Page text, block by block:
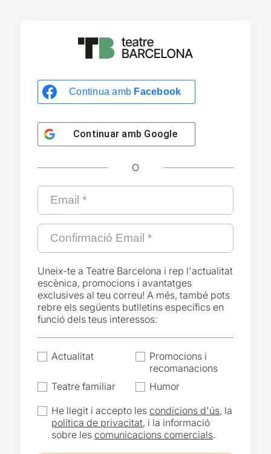
Continua amb Facebook
Continuar amb Google
O
Uneix-te a Teatre Barcelona i rep l'actualitat
escènica, promocions i avantatges
exclusives al teu correu! A més, també pots
rebre els següents butlletins específics en
funció dels teus interessos:
Actualitat
Promocions i
recomanacions
Teatre familiar
Humor
He llegit i accepto lescondicions d'ús, la
política de privacitat, i la informació
sobre lescomunicacions comercials.